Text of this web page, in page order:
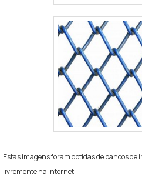
Estas imagens foram obtidas de bancos de
livremente na internet